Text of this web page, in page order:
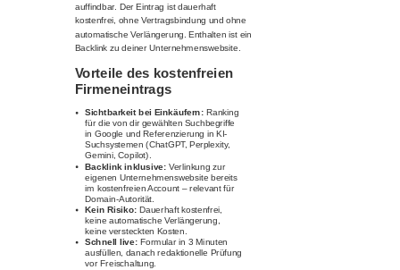
auffindbar. Der Eintrag ist dauerhaft
kostenfrei, ohne Vertragsbindung und ohne
automatische Verlängerung. Enthalten ist ein
Backlink zu deiner Unternehmenswebsite.
Vorteile des kostenfreien
Firmeneintrags
Sichtbarkeit bei Einkäufern: Ranking
für die von dir gewählten Suchbegriffe
in Google und Referenzierung in KI-
Suchsystemen (ChatGPT, Perplexity,
Gemini, Copilot).
Backlink inklusive: Verlinkung zur
eigenen Unternehmenswebsite bereits
im kostenfreien Account – relevant für
Domain-Autorität.
Kein Risiko: Dauerhaft kostenfrei,
keine automatische Verlängerung,
keine versteckten Kosten.
Schnell live: Formular in 3 Minuten
ausfüllen, danach redaktionelle Prüfung
vor Freischaltung.